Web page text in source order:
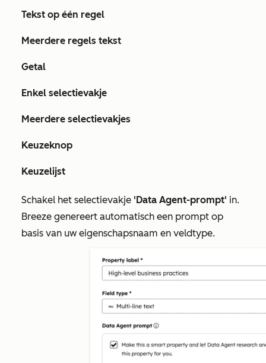
Tekst op één regel
Meerdere regels tekst
Getal
Enkel selectievakje
Meerdere selectievakjes
Keuzeknop
Keuzelijst
Schakel het selectievakje 'Data Agent-prompt' in.
Breeze genereert automatisch een prompt op
basis van uw eigenschapsnaam en veldtype.